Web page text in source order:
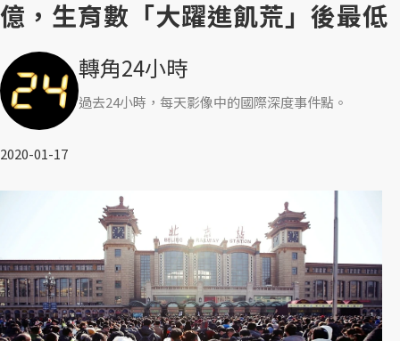
億，生育數「大躍進飢荒」後最低
轉角24小時
過去24小時，每天影像中的國際深度事件點。
2020-01-17